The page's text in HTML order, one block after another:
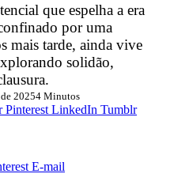
que espelha a era
por uma
mais tarde, ainda vive
solidão,
20254 Minutos
Pinterest LinkedIn Tumblr
E-mail